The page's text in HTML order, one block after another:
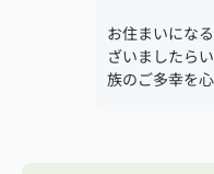
お住まいにな
ざいましたら
族のご多幸を